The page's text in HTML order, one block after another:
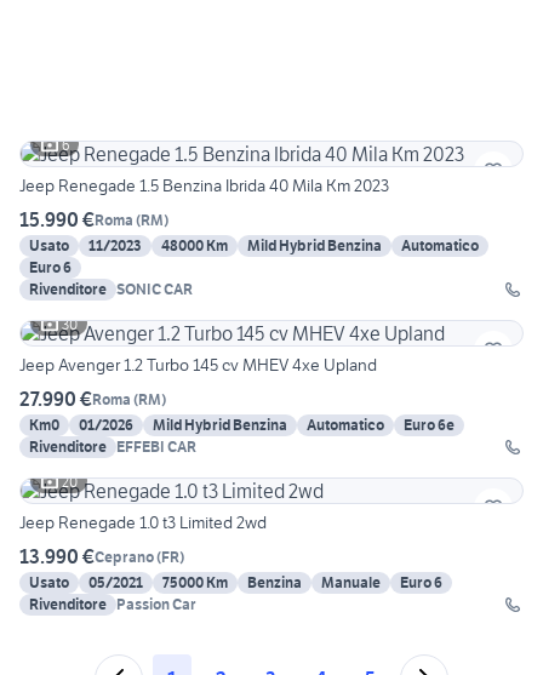
6
Jeep Renegade 1.5 Benzina Ibrida 40 Mila Km 2023
15.990 €Roma (RM)
Usato
11/2023 48000 Km Mild Hybrid Benzina
Automatico
Euro 6
Rivenditore SONIC CAR
30
Jeep Avenger 1.2 Turbo 145 cv MHEV 4xe Upland
27.990 €Roma (RM)
Km0
01/2026 Mild Hybrid Benzina Automatico
Euro 6e
Rivenditore EFFEBI CAR
20
Jeep Renegade 1.0 t3 Limited 2wd
13.990 €Ceprano(FR)
Usato
05/2021 75000 Km Benzina Manuale
Euro 6
Rivenditore Passion Car